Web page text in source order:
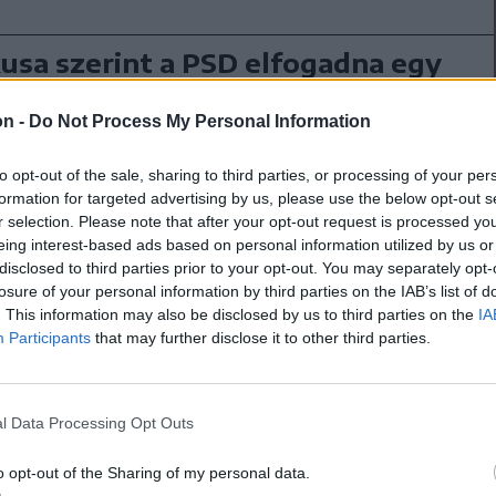
- Do Not Process My Personal Information
opt-out of the sale, sharing to third parties, or processing of your
for targeted advertising by us, please use the below opt-out
selection. Please note that after your opt-out request is processed
interest-based ads based on personal information utilized by us
to third parties prior to your opt-out. You may separately
of your personal information by third parties on the IAB’s list of
This information may also be disclosed by us to third parties on the
Participants that may further disclose it to other third parties.
Data Processing Opt Outs
opt-out of the Sharing of my personal data.
szerint a PSD elfogadna egy
hétfőn kijelentette, hogy a Szociáldemokrata
kész vállalni a kormányzást akár saját
akár egy másik koalíciós párt által jelölt
de egy technokrata miniszterelnök
sem zárja ki.
az államfő” – jelentette ki azAgerpres
hogy egy szükségből gyorsan